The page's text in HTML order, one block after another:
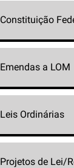
Constituição
Emendas a LOM
Leis Ordinárias
Projetos de Lei/